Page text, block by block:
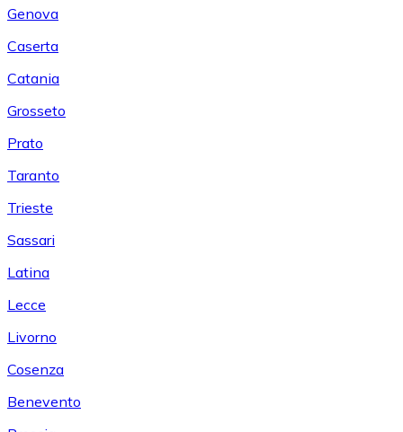
Genova
Caserta
Catania
Grosseto
Prato
Taranto
Trieste
Sassari
Latina
Lecce
Livorno
Cosenza
Benevento